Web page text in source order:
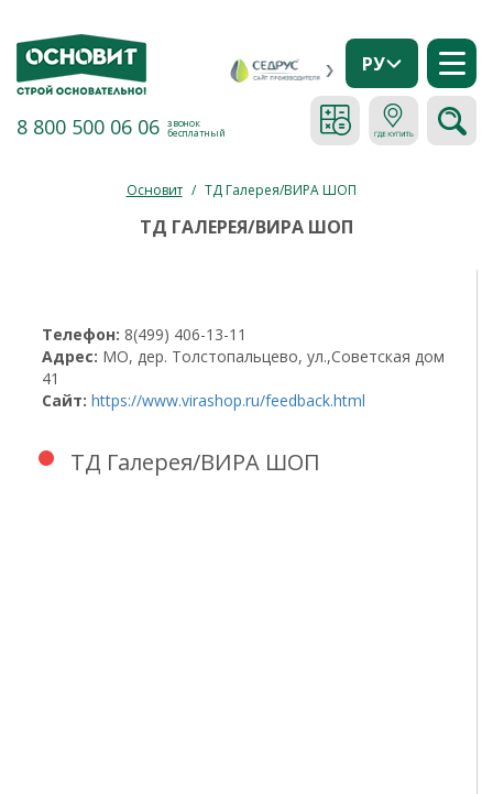
8 800 500 06 06 звонок
бесплатный
РУ
Основит / ТД Галерея/ВИРА ШОП
ТД ГАЛЕРЕЯ/ВИРА ШОП
Телефон: 8(499) 406-13-11
Адрес: МО, дер. Толстопальцево, ул.,Советская дом
41
Сайт: https://www.virashop.ru/feedback.html
ТД Галерея/ВИРА ШОП